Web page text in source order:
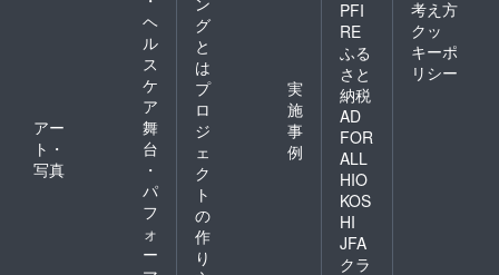
ヘ
ル
ス
ケ
ア
アー
ト・
写真
舞
台
・
パ
フ
ォ
ー
グ
と
は
プ
ロ
ジ
ェ
ク
ト
の
作
り
実
施
事
例
PFI
RE
ふる
さと
納税
AD
FOR
ALL
HIO
KOS
HI
JFA
クラ
考え方
クッ
キーポ
リシー